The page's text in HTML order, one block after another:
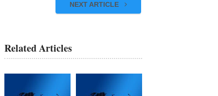
NEXT ARTICLE
Related Articles